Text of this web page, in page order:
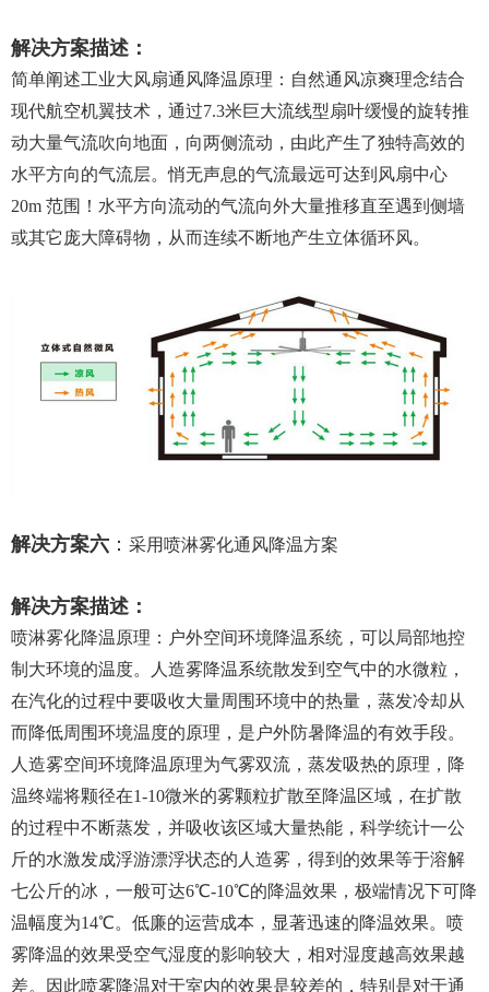
解决方案描述：
简单阐述工业大风扇通风降温原理：自然通风凉爽理念结合
现代航空机翼技术，通过7.3米巨大流线型扇叶缓慢的旋转推
动大量气流吹向地面，向两侧流动，由此产生了独特高效的
水平方向的气流层。悄无声息的气流最远可达到风扇中心
20m 范围！水平方向流动的气流向外大量推移直至遇到侧墙
或其它庞大障碍物，从而连续不断地产生立体循环风。
解决方案六 ： 采用喷淋雾化通风降温方案
解决方案描述：
喷淋雾化降温原理：户外空间环境降温系统，可以局部地控
制大环境的温度。人造雾降温系统散发到空气中的水微粒，
在汽化的过程中要吸收大量周围环境中的热量，蒸发冷却从
而降低周围环境温度的原理，是户外防暑降温的有效手段。
人造雾空间环境降温原理为气雾双流，蒸发吸热的原理，降
温终端将颗径在1-10微米的雾颗粒扩散至降温区域，在扩散
的过程中不断蒸发，并吸收该区域大量热能，科学统计一公
斤的水激发成浮游漂浮状态的人造雾，得到的效果等于溶解
七公斤的冰，一般可达6℃-10℃的降温效果，极端情况下可降
温幅度为14℃。低廉的运营成本，显著迅速的降温效果。喷
雾降温的效果受空气湿度的影响较大，相对湿度越高效果越
差。因此喷雾降温对于室内的效果是较差的，特别是对于通